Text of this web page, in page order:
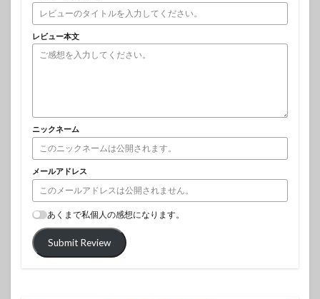
レビュー本文
ニックネーム
メールアドレス
あくまで私個人の感想になります。
Submit Review